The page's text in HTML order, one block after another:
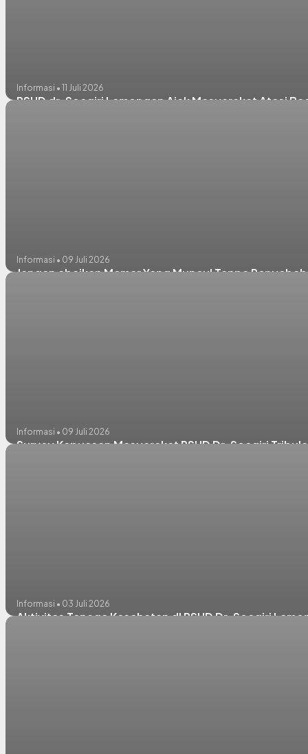
Informasi • 11 Juli 2026
RSUD dr. Soegiri Lamongan Ajak Masyarakat Atasi
Informasi • 09 Juli 2026
Jangan abaikan Memar Yang Muncul Tanpa
Informasi • 09 Juli 2026
Survey Kepuasan Masyarakat RSUD Dr. Soegiri
Informasi • 03 Juli 2026
Aktivitas Tenaga Kesehatan dI RSUD Dr. Soegiri